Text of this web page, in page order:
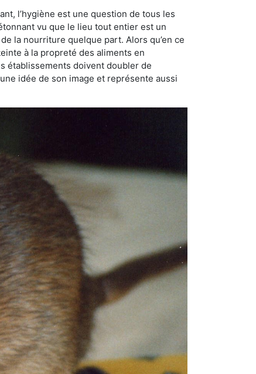
l’hygiène est une question de tous les
vu que le lieu tout entier est un
la nourriture quelque part. Alors qu’en ce
à la propreté des aliments en
établissements doivent doubler de
idée de son image et représente aussi